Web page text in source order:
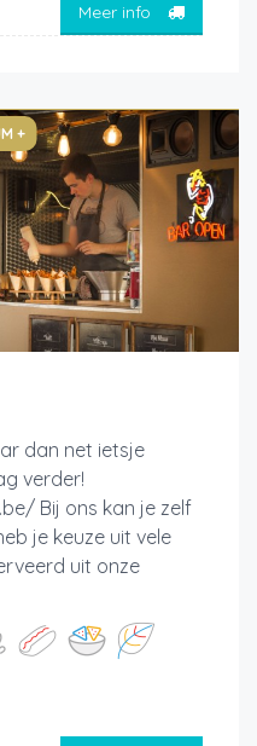
Meer info
+
dan net ietsje
verder!
Bij ons kan je zelf
je keuze uit vele
uit onze